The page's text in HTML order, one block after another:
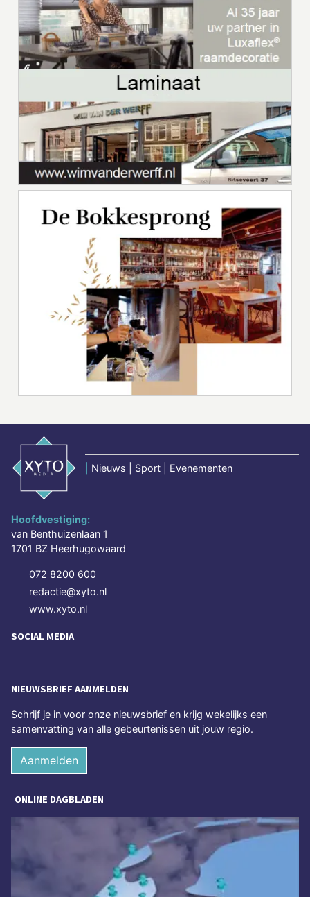
Nieuws | Sport | Evenementen
Hoofdvestiging:
van Benthuizenlaan 1
1701 BZ Heerhugowaard
072 8200 600
redactie@xyto.nl
www.xyto.nl
SOCIAL MEDIA
NIEUWSBRIEF AANMELDEN
Schrijf je in voor onze nieuwsbrief en krijg wekelijks een
samenvatting van alle gebeurtenissen uit jouw regio.
Aanmelden
ONLINE DAGBLADEN